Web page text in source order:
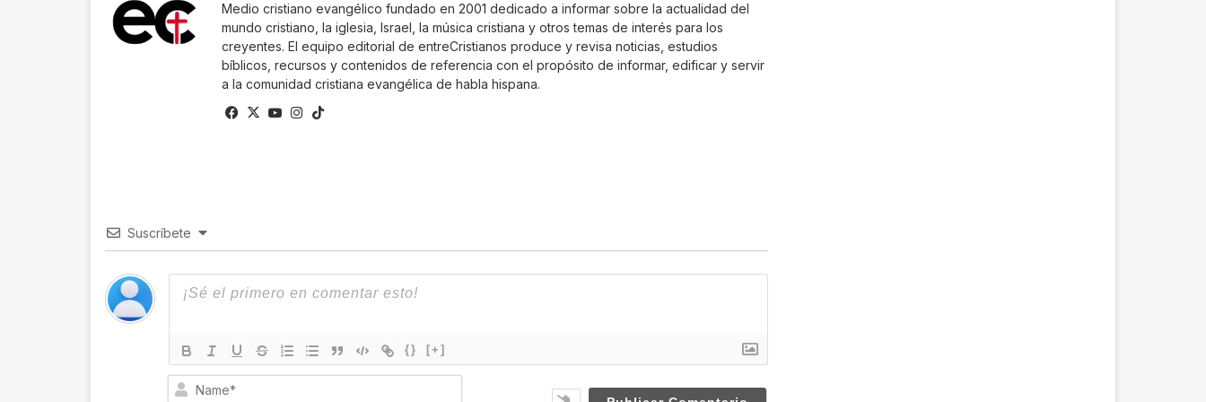
Medio cristiano evangélico fundado en 2001 dedicado a informar sobre la actualidad del
mundo cristiano, la iglesia, Israel, la música cristiana y otros temas de interés para los
creyentes. El equipo editorial de entreCristianos produce y revisa noticias, estudios
bíblicos, recursos y contenidos de referencia con el propósito de informar, edificar y servir
a la comunidad cristiana evangélica de habla hispana.
Facebook
X YouTubeInstagram
Suscríbete
{} [+]